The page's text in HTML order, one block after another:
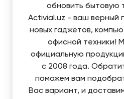
обновить бытовую
Activial.uz - ваш верный
новых гаджетов,
офисной техники!
официальную
с 2008 года.
поможем вам
Вас вариант, и